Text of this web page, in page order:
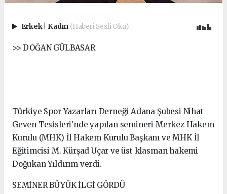
Erkek Kadın (Haberi Sesli Oku)
>> DOĞAN GÜLBASAR
Türkiye Spor Yazarları Derneği Adana Şubesi Nihat
Geven Tesisleri’nde yapılan semineri Merkez Hakem
Kurulu (MHK) İl Hakem Kurulu Başkanı ve MHK İl
Eğitimcisi M. Kürşad Uçar ve üst klasman hakemi
Doğukan Yıldırım verdi.
SEMİNER BÜYÜK İLGİ GÖRDÜ